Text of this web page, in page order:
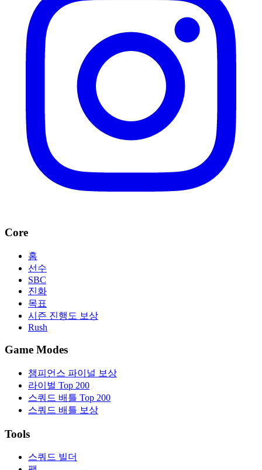
Core
홈
선수
SBC
진화
목표
시즌 진행도 보상
Rush
Game Modes
챔피언스 파이널 보상
라이벌 Top 200
스쿼드 배틀 Top 200
스쿼드 배틀 보상
Tools
스쿼드 빌더